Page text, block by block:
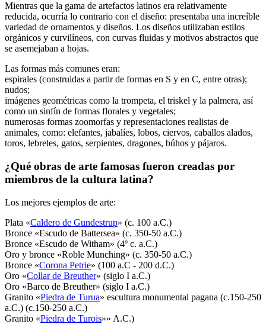
Mientras que la gama de artefactos latinos era relativamente
reducida, ocurría lo contrario con el diseño: presentaba una increíble
variedad de ornamentos y diseños. Los diseños utilizaban estilos
orgánicos y curvilíneos, con curvas fluidas y motivos abstractos que
se asemejaban a hojas.
Las formas más comunes eran:
espirales (construidas a partir de formas en S y en C, entre otras);
nudos;
imágenes geométricas como la trompeta, el triskel y la palmera, así
como un sinfín de formas florales y vegetales;
numerosas formas zoomorfas y representaciones realistas de
animales, como: elefantes, jabalíes, lobos, ciervos, caballos alados,
toros, lebreles, gatos, serpientes, dragones, búhos y pájaros.
¿Qué obras de arte famosas fueron creadas por
miembros de la cultura latina?
Los mejores ejemplos de arte:
Plata «Caldero de Gundestrup» (c. 100 a.C.)
Bronce «Escudo de Battersea» (c. 350-50 a.C.)
Bronce «Escudo de Witham» (4º c. a.C.)
Oro y bronce «Roble Munching» (c. 350-50 a.C.)
Bronce «Corona Petrie» (100 a.C - 200 d.C.)
Oro «Collar de Breuther» (siglo I a.C.)
Oro «Barco de Breuther» (siglo I a.C.)
Granito «Piedra de Turua» escultura monumental pagana (c.150-250
a.C.) (c.150-250 a.C.)
Granito «Piedra de Turois»» A.C.)